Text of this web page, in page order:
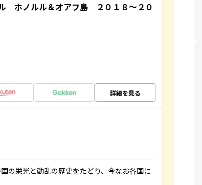
ホノルル＆オアフ島 ２０１８～２０
詳細を見る
の栄光と動乱の歴史をたどり、今なお各国に